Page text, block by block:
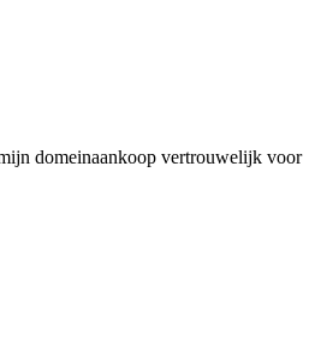
domeinaankoop vertrouwelijk voor